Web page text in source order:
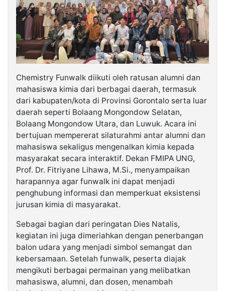
Chemistry Funwalk diikuti oleh ratusan alumni dan
mahasiswa kimia dari berbagai daerah, termasuk
dari kabupaten/kota di Provinsi Gorontalo serta luar
daerah seperti Bolaang Mongondow Selatan,
Bolaang Mongondow Utara, dan Luwuk. Acara ini
bertujuan mempererat silaturahmi antar alumni dan
mahasiswa sekaligus mengenalkan kimia kepada
masyarakat secara interaktif. Dekan FMIPA UNG,
Prof. Dr. Fitriyane Lihawa, M.Si., menyampaikan
harapannya agar funwalk ini dapat menjadi
penghubung informasi dan memperkuat eksistensi
jurusan kimia di masyarakat.
Sebagai bagian dari peringatan Dies Natalis,
kegiatan ini juga dimeriahkan dengan penerbangan
balon udara yang menjadi simbol semangat dan
kebersamaan. Setelah funwalk, peserta diajak
mengikuti berbagai permainan yang melibatkan
mahasiswa, alumni, dan dosen, menambah